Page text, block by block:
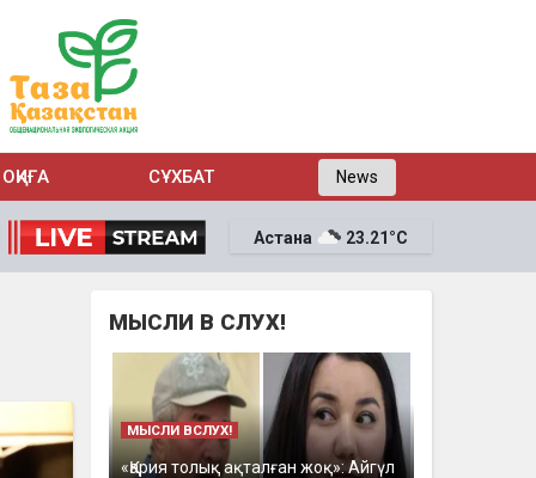
ОҚИҒА СҰХБАТ News
Астана 23.21°C
МЫСЛИ В СЛУХ!
МЫСЛИ ВСЛУХ!
«Қария толық ақталған жоқ»: Айгүл